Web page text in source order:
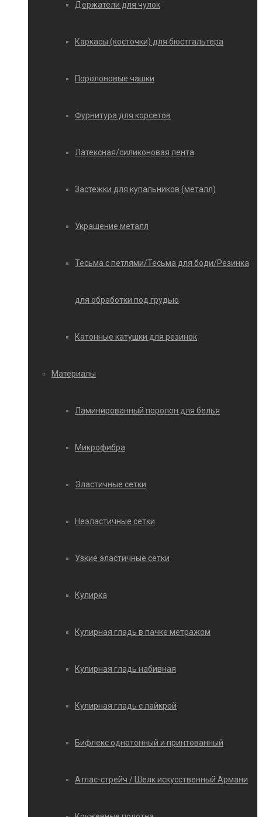
Держатели для чулок
Каркасы (косточки) для бюстгальтера
Поролоновые чашки
Фурнитура для корсетов
Латексная/силиконовая лента
Застежки для купальников (металл)
Украшение металл
Тесьма с петлями/Тесьма для боди/Резинка
для обработки под грудью
Катонные катушки для резинок
Материалы
Ламинированный поролон для белья
Микрофибра
Эластичные сетки
Неэластичные сетки
Узкие эластичные сетки
Кулирка
Кулирная гладь в пачке метражом
Кулирная гладь набивная
Кулирная гладь с лайкрой
Бифлекс однотонный и принтованный
Атлас-стрейч / Шелк искусственный Армани